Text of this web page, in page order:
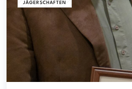
JÄGERSCHAFTEN